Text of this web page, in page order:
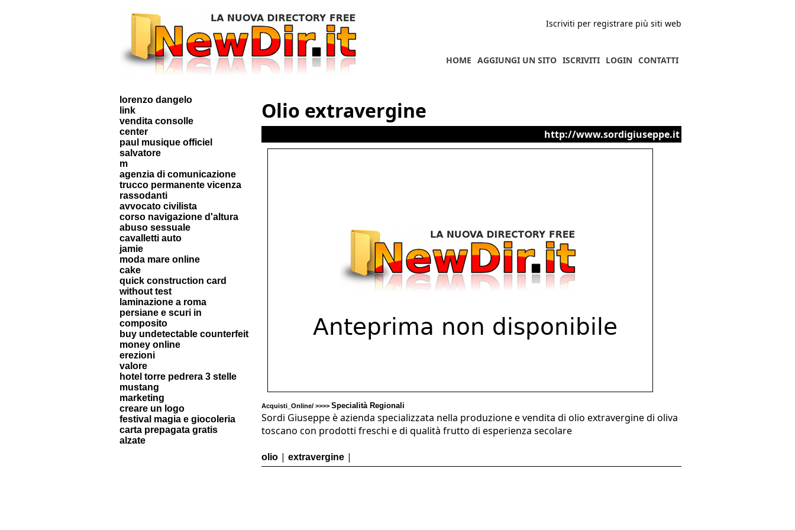
Iscriviti per registrare più siti web
CONTATTI
LOGIN
ISCRIVITI
AGGIUNGI UN SITO
HOME
lorenzo dangelo
link
vendita consolle
center
paul musique officiel
salvatore
m
agenzia di comunicazione
trucco permanente vicenza
rassodanti
avvocato civilista
corso navigazione d'altura
abuso sessuale
cavalletti auto
jamie
moda mare online
cake
quick construction card
without test
laminazione a roma
persiane e scuri in
composito
buy undetectable counterfeit
money online
erezioni
valore
hotel torre pedrera 3 stelle
mustang
marketing
creare un logo
festival magia e giocoleria
carta prepagata gratis
alzate
Olio extravergine
http://www.sordigiuseppe.it
Acquisti_Online/ >>>> Specialità Regionali
Sordi Giuseppe è azienda specializzata nella produzione e vendita di olio extravergine di oliva
toscano con prodotti freschi e di qualità frutto di esperienza secolare
olio | extravergine |